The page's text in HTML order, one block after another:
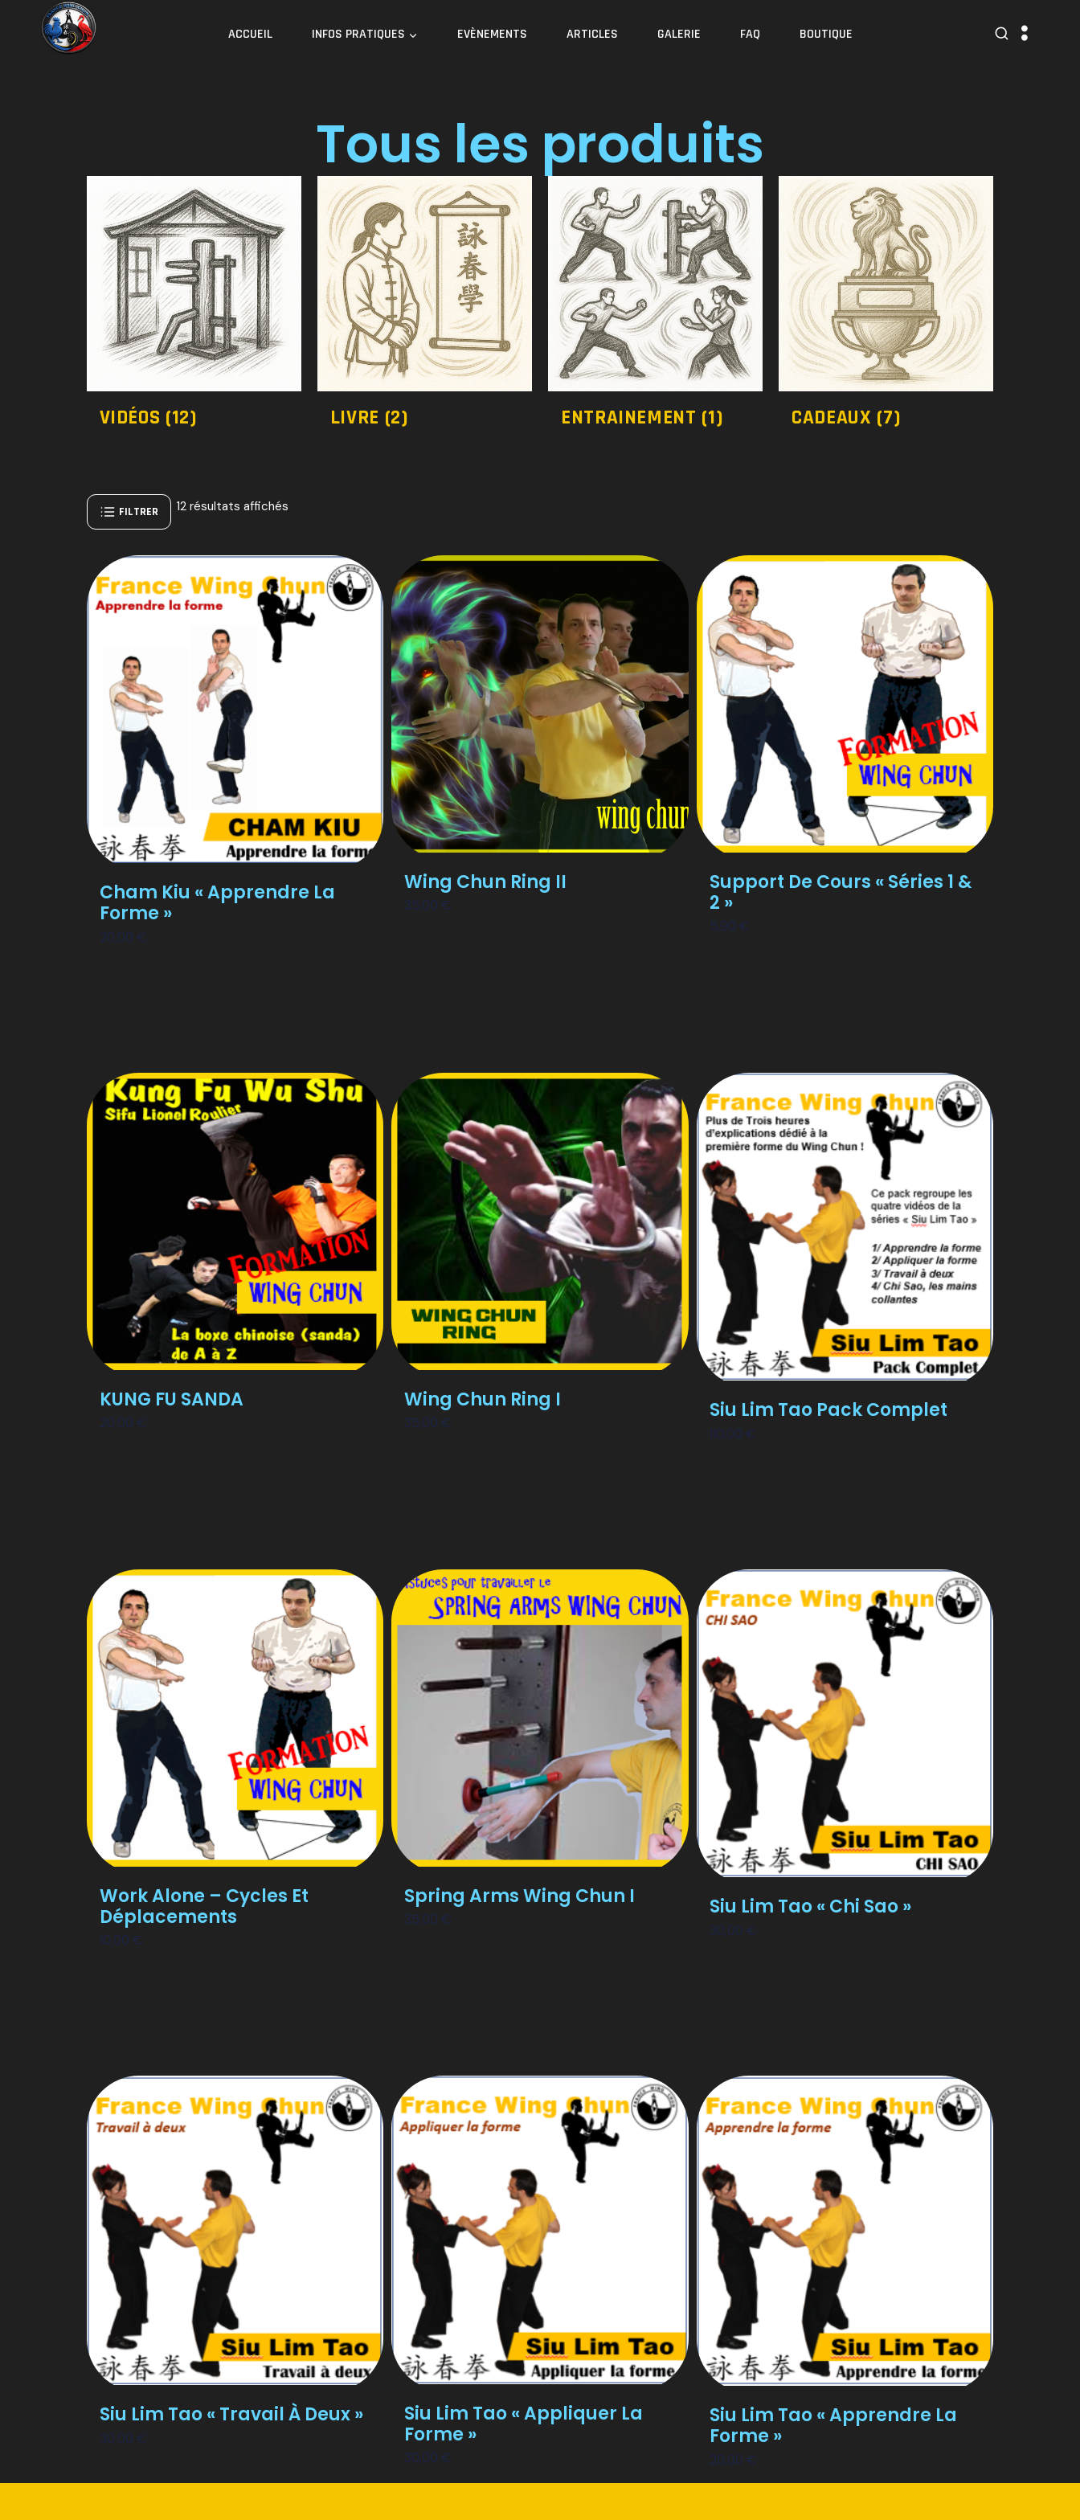
ACCUEIL INFOS PRATIQUES EVÈNEMENTS ARTICLES GALERIE FAQ BOUTIQUE
Tous les produits
VIDÉOS (12) LIVRE (2) ENTRAINEMENT (1) CADEAUX (7)
FILTRER 12 résultats affichés
Cham Kiu « Apprendre La
Forme »
20,00 €
Wing Chun Ring II
35,00€
Support De Cours « Séries 1 &
2 »
5,90 €
KUNG FU SANDA
20,00 €
Wing Chun Ring I
35,00€
Siu Lim Tao Pack Complet
110,00 €
Work Alone – Cycles Et
Déplacements
10,00 €
Spring Arms Wing Chun I
35,00€
Siu Lim Tao « Chi Sao »
30,00 €
Siu Lim Tao « Travail À Deux »
30,00 €
Siu Lim Tao « Appliquer La
Forme »
30,00€
Siu Lim Tao « Apprendre La
Forme »
20,00 €